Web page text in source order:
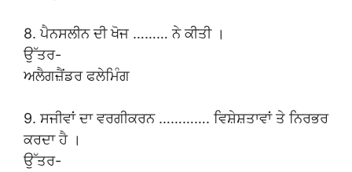
8. ਪੈਨਸਲੀਨ ਦੀ ਖੋਜ ……… ਨੇ ਕੀਤੀ ।
ਉੱਤਰ-
ਅਲੈਗਜ਼ੈਂਡਰ ਫਲੇਮਿੰਗ
9. ਸਜੀਵਾਂ ਦਾ ਵਰਗੀਕਰਨ …………. ਵਿਸ਼ੇਸ਼ਤਾਵਾਂ ਤੇ ਨਿਰਭਰ
ਕਰਦਾ ਹੈ ।
ਉੱਤਰ-